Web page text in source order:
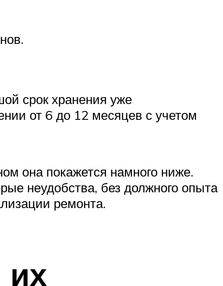
срок хранения уже
от 6 до 12 месяцев с учетом
она покажется намного ниже.
неудобства, без должного опыта
ремонта.
их